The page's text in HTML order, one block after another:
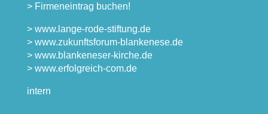
> Firmeneintrag buchen!
> www.lange-rode-stiftung.de
> www.zukunftsforum-blankenese.de
> www.blankeneser-kirche.de
> www.erfolgreich-com.de
intern